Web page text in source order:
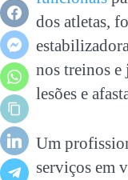
dos atletas,
nos treinos
lesões e
Um
serviços em